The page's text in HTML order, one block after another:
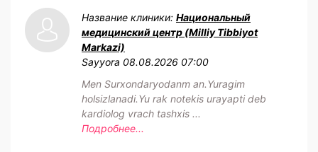
Название клиники: Национальный
медицинский центр (Milliy Tibbiyot
Markazi)
Sayyora 08.08.2026 07:00
Men Surxondaryodanm an.Yuragim
holsizlanadi.Yu rak notekis urayapti deb
kardiolog vrach tashxis ...
Подробнее...